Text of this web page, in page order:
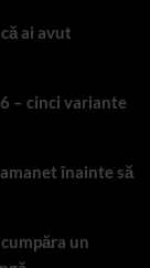
ai avut
– cinci variante
înainte să
un